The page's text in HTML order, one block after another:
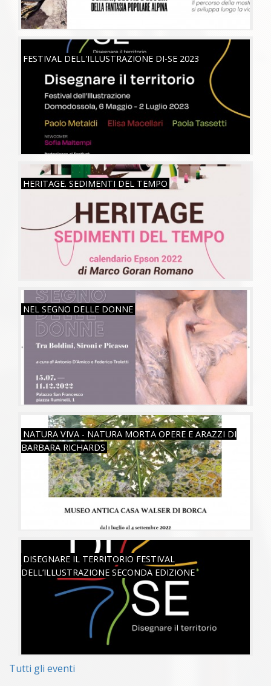
FESTIVAL DELL'ILLUSTRAZIONE DI-SE 2023
SAB, 06/05/2023
HERITAGE. SEDIMENTI DEL TEMPO
MAR, 26/07/2022
NEL SEGNO DELLE DONNE
VEN, 15/07/2022
NATURA VIVA - NATURA MORTA OPERE E ARAZZI DI
BARBARA RICHARDS
VEN, 01/07/2022
DISEGNARE IL TERRITORIO FESTIVAL
DELL’ILLUSTRAZIONE SECONDA EDIZIONE
Tutti gli eventi